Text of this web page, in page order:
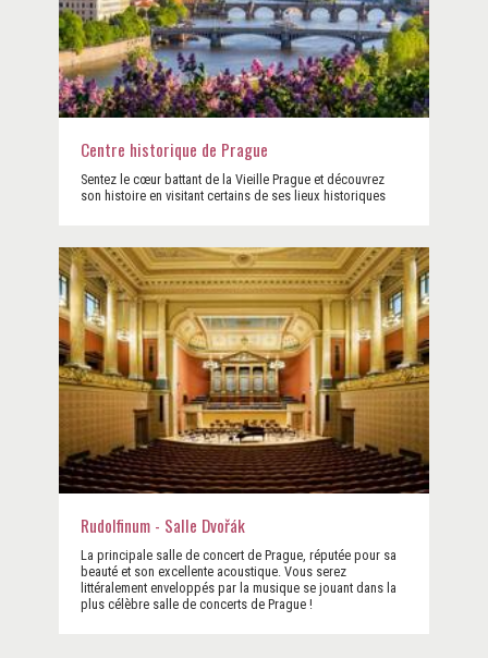
Centre historique de Prague
Sentez le cœur battant de la Vieille Prague et découvrez
son histoire en visitant certains de ses lieux historiques
Rudolfinum - Salle Dvořák
La principale salle de concert de Prague, réputée pour sa
beauté et son excellente acoustique. Vous serez
littéralement enveloppés par la musique se jouant dans la
plus célèbre salle de concerts de Prague !